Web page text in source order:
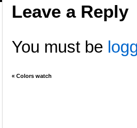
Leave a Reply
You must be
«Colors watch